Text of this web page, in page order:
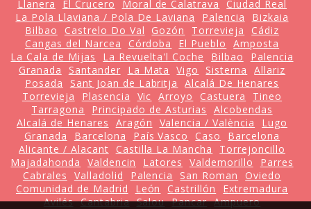
Llanera
El Crucero Moral de Calatrava
Ciudad Real
La Pola Llaviana / Pola De Laviana
Palencia
Bizkaia
Bilbao
Castrelo Do Val Gozón Torrevieja
Cádiz
Cangas del Narcea
Córdoba El Pueblo
Amposta
La Cala de Mijas
La Revuelta'l Coche Bilbao
Palencia
Granada
Santander La Mata Vigo Sisterna
Allariz
Posada
Sant Joan de Labritja
Alcalá De Henares
Torrevieja
Plasencia Vic Arroyo Castuera
Tineo
Tarragona
Principado de Asturias
Alcobendas
Alcalá de Henares
Aragón Valencia / València
Lugo
Granada
Barcelona País Vasco Caso
Barcelona
Alicante / Alacant
Castilla La Mancha
Torrejoncillo
Majadahonda
Valdencin Latores Valdemorillo
Parres
Cabrales
Valladolid Palencia San Roman
Oviedo
Comunidad de Madrid
León Castrillón
Extremadura
Avilés Cantabria Salou Pancar Ampuero